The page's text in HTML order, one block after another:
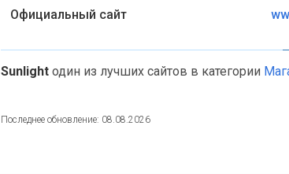
Официальный сайт
Sunlight один из лучших сайтов в категории
Последнее обновление: 08.08.2026